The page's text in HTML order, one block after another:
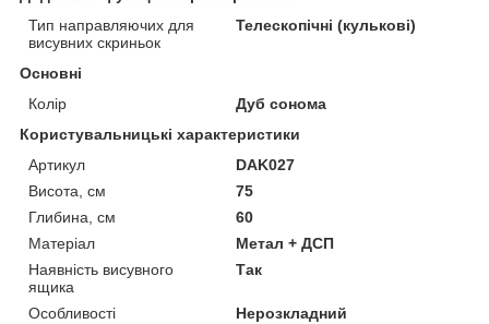
Тип направляючих для
висувних скриньок
Телескопічні (кулькові)
Основні
Колір
Дуб сонома
Користувальницькі характеристики
Артикул
DAK027
Висота, см
75
Глибина, см
60
Матеріал
Метал + ДСП
Наявність висувного
ящика
Так
Особливості
Нерозкладний